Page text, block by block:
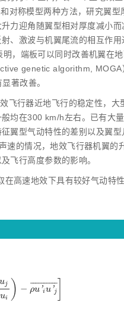
对称模型两种方法，研究翼型
力迎角随翼型相对厚度减小
、激波与机翼尾流的相互作
，端板可以同时改善机翼在
genetic algorithm, MOGA
著改善。
飞行器近地飞行的稳定性，大
均在300 km/h左右。已有大
翼型气动特性的差别以及翼
速的情况，地效飞行器机翼的
飞行高度参数的影响。
高速地效下具有较好气动特
uj
ui ) − ρu 'iu 'j
¯ ¯
¯¯¯¯¯¯¯¯
i-ρ u' u' ¯